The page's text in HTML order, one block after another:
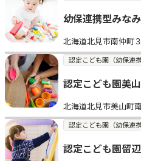
幼保連携型みな
北海道北見市南仲町
認定こども園（幼保連携
認定こども園美
北海道北見市美山町
認定こども園（幼保連携
認定こども園留